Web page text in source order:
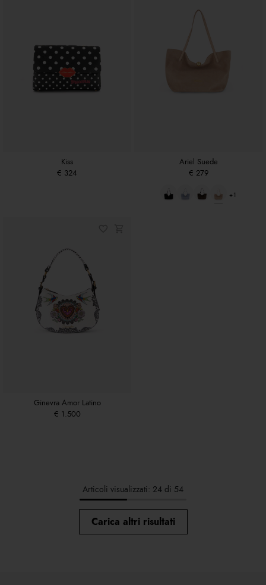
Kiss
€ 324
Ariel Suede
€ 279
+1
Ginevra Amor Latino
€ 1.500
Articoli visualizzati: 24 di 54
Carica altri risultati